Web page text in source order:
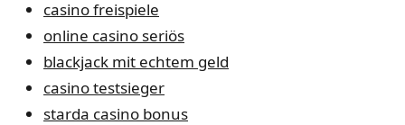
casino freispiele
online casino seriös
blackjack mit echtem geld
casino testsieger
starda casino bonus